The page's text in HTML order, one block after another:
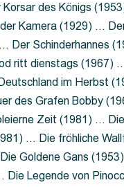
des Königs
Kamera (1929) …
Der Schinderhannes
ritt dienstags (1967)
im Herbst
des Grafen Bobby
Zeit (1981) …
… Die fröhliche
Goldene Gans
Legende von